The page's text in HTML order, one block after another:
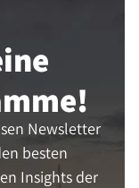
Newsletter
besten
Insights der